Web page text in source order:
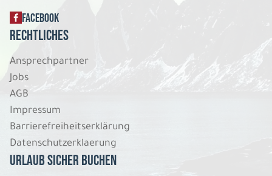
9 Tage
Mi. 12.08. - Do. 20.08.2026
Belegung: 2
REISE VERBINDLICH ANFRAGEN
FACEBOOK
Rechtliches
Ansprechpartner
Jobs
AGB
Impressum
Barrierefreiheitserklärung
Datenschutzerklaerung
Urlaub sicher buchen